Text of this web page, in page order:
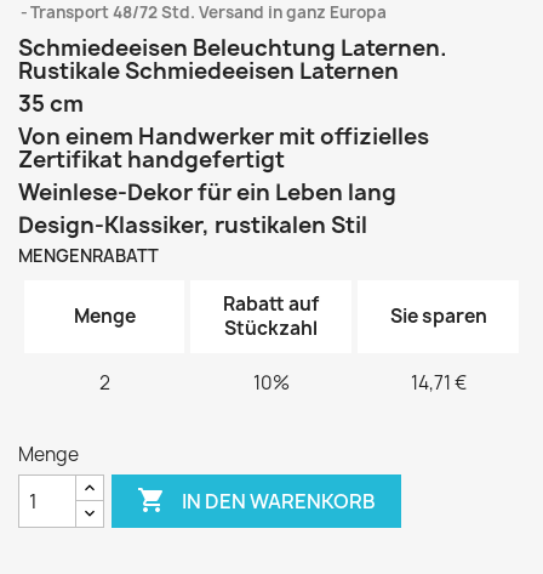
Transport 48/72 Std. Versand in ganz Europa
Schmiedeeisen Beleuchtung Laternen.
Rustikale Schmiedeeisen Laternen
35 cm
Von einem Handwerker mit offizielles
Zertifikat handgefertigt
Weinlese-Dekor für ein Leben lang
Design-Klassiker, rustikalen Stil
MENGENRABATT
Menge
Rabatt auf
Stückzahl
Sie sparen
2 10% 14,71 €
Menge
 IN DEN WARENKORB